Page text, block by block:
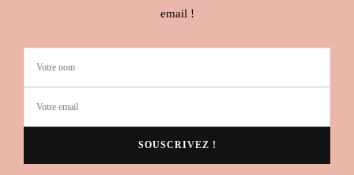
email !